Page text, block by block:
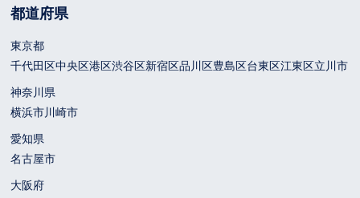
都道府県
東京都
千代田区中央区港区渋谷区新宿区品川区豊島区台東区江東区立川市
神奈川県
横浜市川崎市
愛知県
名古屋市
大阪府